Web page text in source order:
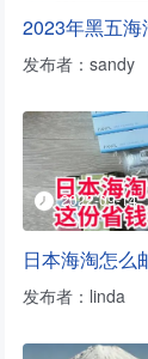
2023年黑五
发布者：sandy
2022-09-14
发布者：linda